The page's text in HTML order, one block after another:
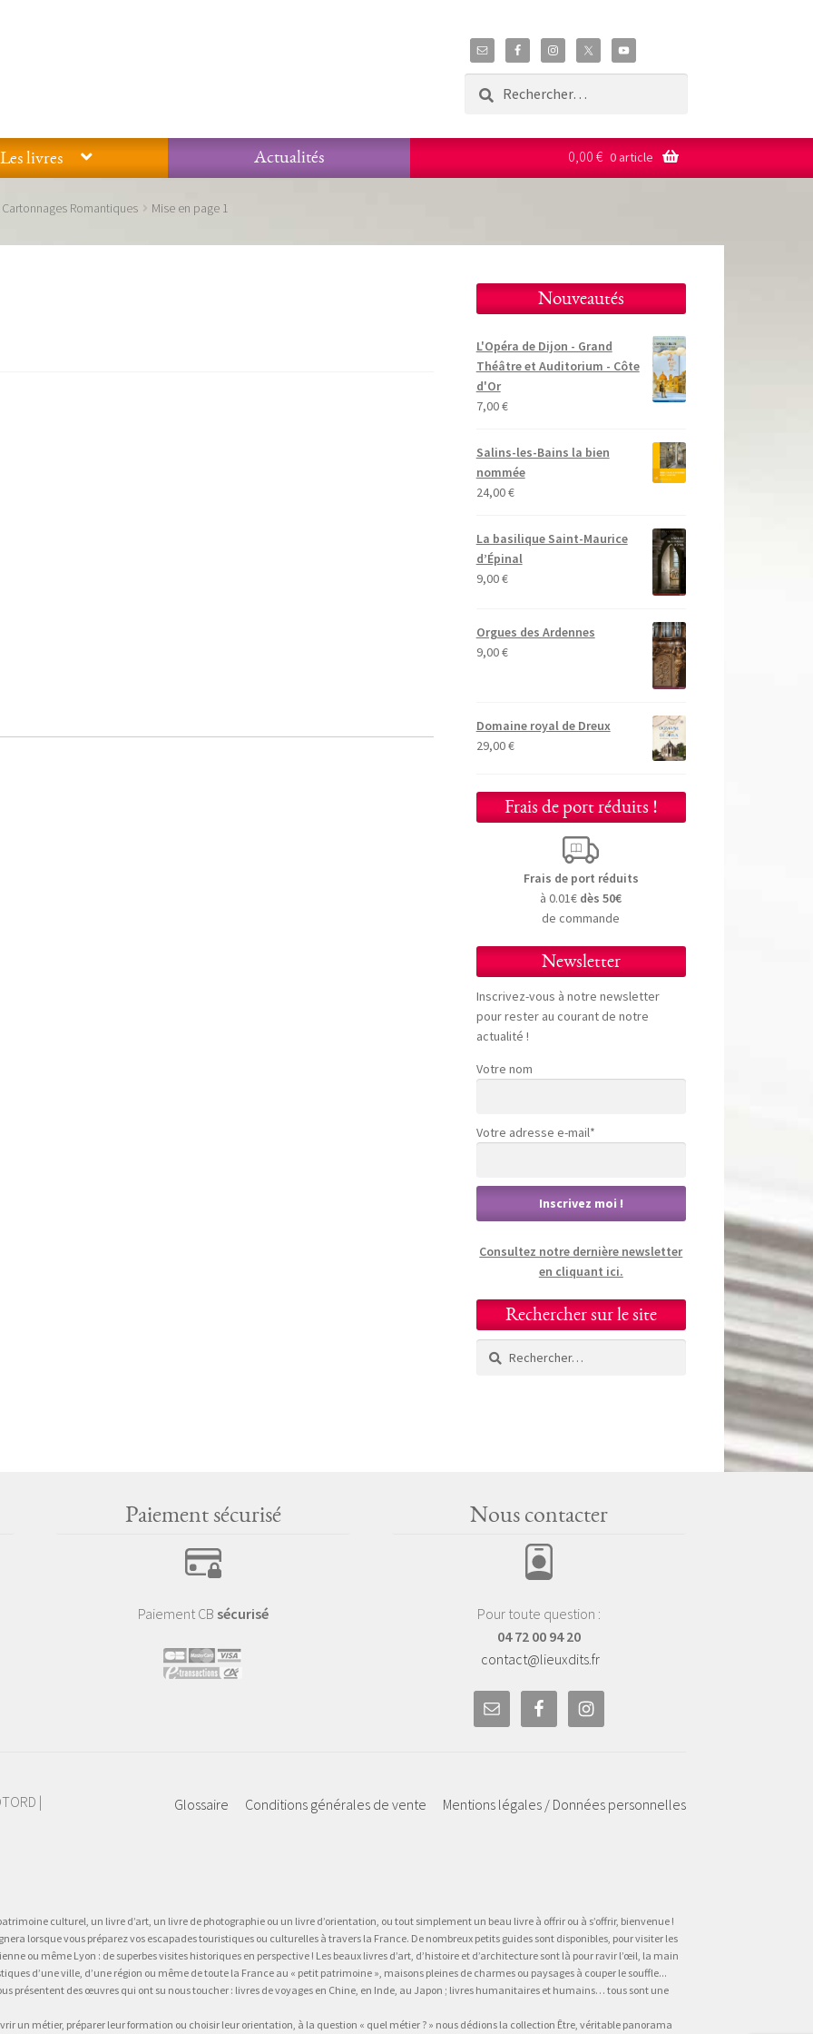
Les livres
Actualités
0,00 € 0 article
Cartonnages Romantiques Mise en page 1
Nouveautés
L'Opéra de Dijon - Grand
Théâtre et Auditorium - Côte
d'Or
7,00€
Salins-les-Bains la bien
nommée
24,00€
La basilique Saint-Maurice
d’Épinal
9,00€
Orgues des Ardennes
9,00€
Domaine royal de Dreux
29,00€
Frais de port réduits !
Frais de port réduits
à 0.01€ dès 50€
de commande
Newsletter
Inscrivez-vous à notre newsletter
pour rester au courant de notre
actualité !
Votre nom
Votre adresse e-mail*
Consultez notre dernière newsletter
en cliquant ici.
Rechercher sur le site
Rechercher :
Paiement sécurisé
Paiement CB sécurisé
Nous contacter
Pour toute question :
04 72 00 94 20
contact@lieuxdits.fr
Glossaire Conditions générales de vente Mentions légales / Données personnelles
|
culturel, un livre d’art, un livre de photographie ou un livre d’orientation, ou tout simplement un beau livre à offrir ou à s’offrir, bienvenue !
lorsque vous préparez vos escapades touristiques ou culturelles à travers la France. De nombreux petits guides sont disponibles, pour visiter les
ou même Lyon : de superbes visites historiques en perspective ! Les beaux livres d’art, d’histoire et d’architecture sont là pour ravir l’œil, la main
d’une ville, d’une région ou même de toute la France au « petit patrimoine », maisons pleines de charmes ou paysages à couper le souffle...
présentent des œuvres qui ont su nous toucher : livres de voyages en Chine, en Inde, au Japon ; livres humanitaires et humains… tous sont une
un métier, préparer leur formation ou choisir leur orientation, à la question « quel métier ? » nous dédions la collection Être, véritable panorama